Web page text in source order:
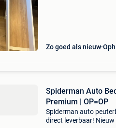
Zo goed als nieuw
Spiderman Auto
Premium | OP=OP
Spiderman auto
direct leverbaar!